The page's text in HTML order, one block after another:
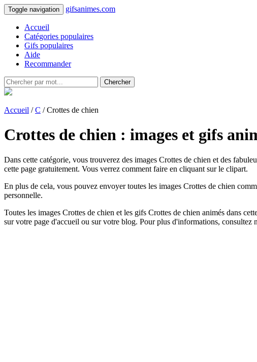
Toggle navigation gifsanimes.com
Accueil
Catégories populaires
Gifs populaires
Aide
Recommander
Chercher
Accueil /C / Crottes de chien
Crottes de chien : images et gifs
Dans cette catégorie, vous trouverez des images Crottes de chien et des
cette page gratuitement. Vous verrez comment faire en cliquant sur le clipart.
En plus de cela, vous pouvez envoyer toutes les images Crottes de chien
personnelle.
Toutes les images Crottes de chien et les gifs Crottes de chien animés dans
sur votre page d'accueil ou sur votre blog. Pour plus d'informations, consultez